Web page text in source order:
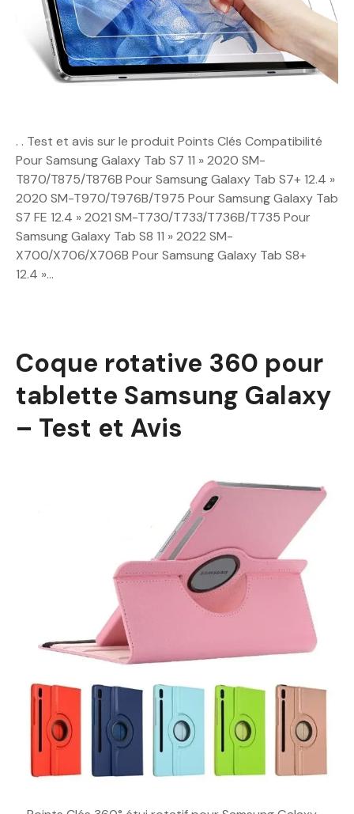
. . Test et avis sur le produit Points Clés Compatibilité
Pour Samsung Galaxy Tab S7 11 » 2020 SM-
T870/T875/T876B Pour Samsung Galaxy Tab S7+ 12.4 »
2020 SM-T970/T976B/T975 Pour Samsung Galaxy Tab
S7 FE 12.4 » 2021 SM-T730/T733/T736B/T735 Pour
Samsung Galaxy Tab S8 11 » 2022 SM-
X700/X706/X706B Pour Samsung Galaxy Tab S8+
12.4 »…
Coque rotative 360 pour
tablette Samsung Galaxy
– Test et Avis